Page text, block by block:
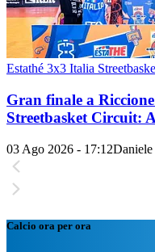
Estathé 3x3 Italia
Gran finale a
Streetbasket Circuit:
03 Ago 2026 - 17:12
Calcio ora per ora